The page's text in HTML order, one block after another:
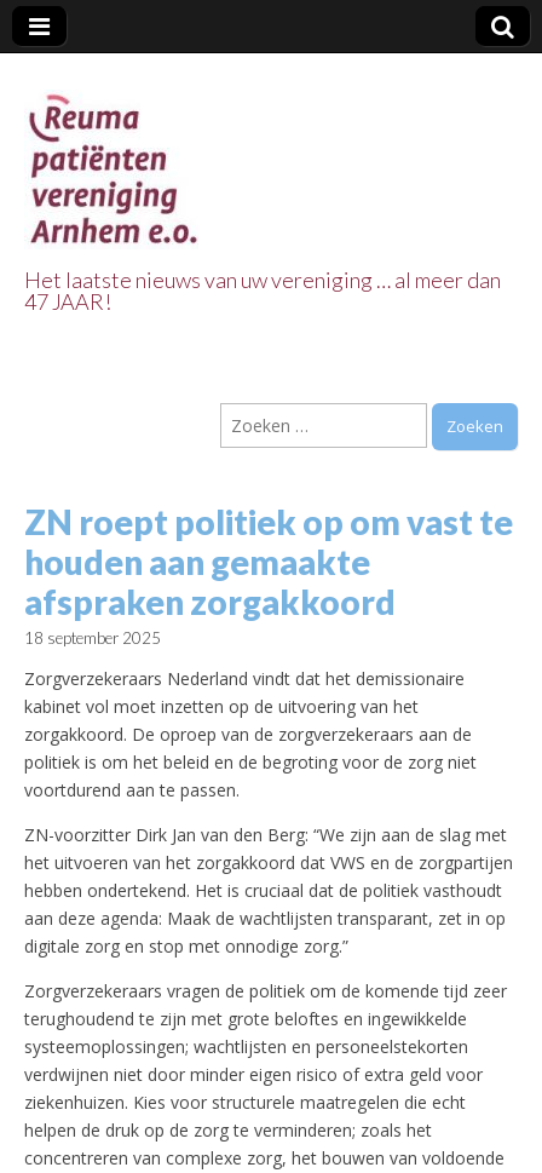
Vereniging
Arnhem e.o.
Het laatste nieuws van uw vereniging … al meer dan
47 JAAR!
Zoeken
naar:
ZN roept politiek op om vast te
houden aan gemaakte
afspraken zorgakkoord
18 september 2025
Zorgverzekeraars Nederland vindt dat het demissionaire
kabinet vol moet inzetten op de uitvoering van het
zorgakkoord. De oproep van de zorgverzekeraars aan de
politiek is om het beleid en de begroting voor de zorg niet
voortdurend aan te passen.
ZN-voorzitter Dirk Jan van den Berg: “We zijn aan de slag met
het uitvoeren van het zorgakkoord dat VWS en de zorgpartijen
hebben ondertekend. Het is cruciaal dat de politiek vasthoudt
aan deze agenda: Maak de wachtlijsten transparant, zet in op
digitale zorg en stop met onnodige zorg.”
Zorgverzekeraars vragen de politiek om de komende tijd zeer
terughoudend te zijn met grote beloftes en ingewikkelde
systeemoplossingen; wachtlijsten en personeelstekorten
verdwijnen niet door minder eigen risico of extra geld voor
ziekenhuizen. Kies voor structurele maatregelen die echt
helpen de druk op de zorg te verminderen; zoals het
concentreren van complexe zorg, het bouwen van voldoende